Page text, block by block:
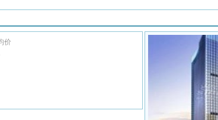
价